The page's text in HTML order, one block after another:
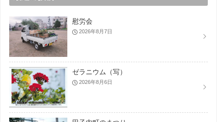
慰労会
2026年8月7日
ゼラニウム（写）
2026年8月6日